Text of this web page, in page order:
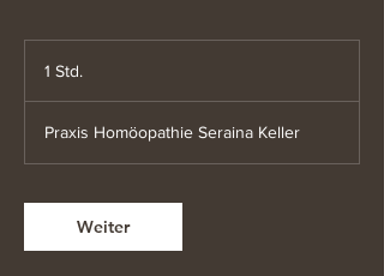
1 Std.
d
Praxis Homöopathie Seraina Keller
Weiter